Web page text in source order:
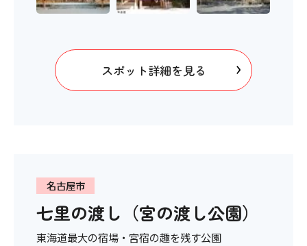
スポット詳細を見る
名古屋市
七里の渡し（宮の渡し公園）
東海道最大の宿場・宮宿の趣を残す公園